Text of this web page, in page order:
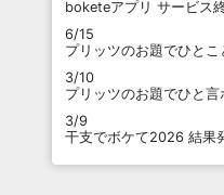
boketeアプリ サービス
6/15
プリッツのお題でひと
3/10
プリッツのお題でひと
3/9
干支でボケて2026 結果